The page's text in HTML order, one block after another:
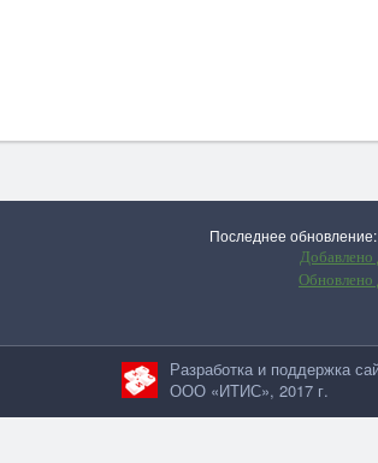
Последнее
Добавлено
Обновлено
Разработка и поддержка
ООО «ИТИС», 2017 г.